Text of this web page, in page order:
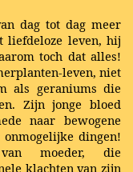
dag tot dag meer
liefdeloze leven, hij
toch dat alles!
leven, niet
als geraniums die
Zijn jonge bloed
naar bewogene
dingen!
moeder, die
klachten van zijn